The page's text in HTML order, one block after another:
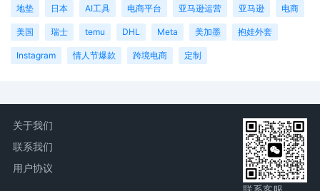
地垫 日本 AI工具 电商平台 亚马逊运营 亚马逊 电商
美国 瑞士 temu DHL Meta 美加墨 抱娃外套
Instagram 情人节爆款 跨境电商 定制
关于我们
联系我们
用户协议